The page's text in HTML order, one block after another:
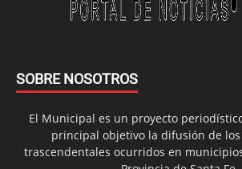
SOBRE NOSOTROS
El Municipal es un proyecto
principal objetivo la difusión de los
trascendentales ocurridos en